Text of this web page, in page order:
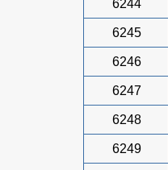
6244
6245
6246
6247
6248
6249